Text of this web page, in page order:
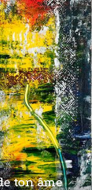
ton âme